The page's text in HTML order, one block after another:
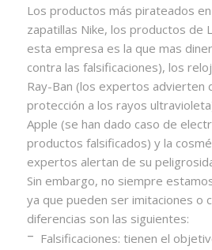
Los productos más pirateados
zapatillas Nike, los productos de
esta empresa es la que mas
contra las falsificaciones), los
Ray-Ban (los expertos advierten
protección a los rayos
Apple (se han dado caso de
productos falsificados) y la
expertos alertan de su
Sin embargo, no siempre
ya que pueden ser imitaciones o
diferencias son las siguientes:
– Falsificaciones: tienen el